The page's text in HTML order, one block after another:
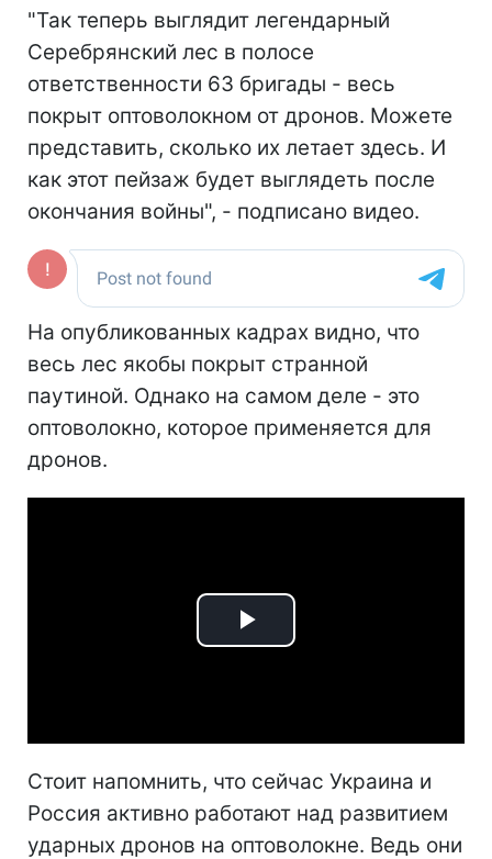
"Так теперь выглядит легендарный
Серебрянский лес в полосе
ответственности 63 бригады - весь
покрыт оптоволокном от дронов. Можете
представить, сколько их летает здесь. И
как этот пейзаж будет выглядеть после
окончания войны", - подписано видео.
На опубликованных кадрах видно, что
весь лес якобы покрыт странной
паутиной. Однако на самом деле - это
оптоволокно, которое применяется для
дронов.
Play
Стоит напомнить, что сейчас Украина и
Россия активно работают над развитием
ударных дронов на оптоволокне. Ведь они